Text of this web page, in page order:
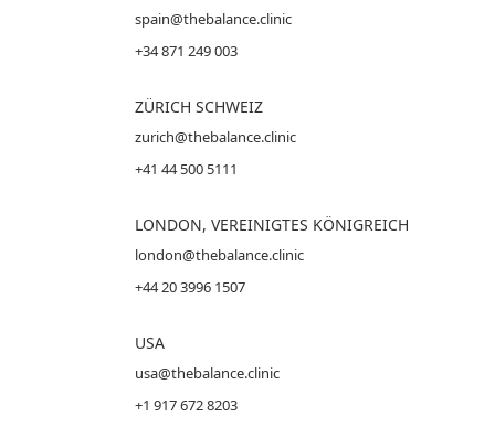
spain@thebalance.clinic
+34 871 249 003
ZÜRICH SCHWEIZ
zurich@thebalance.clinic
+41 44 500 5111
LONDON, VEREINIGTES KÖNIGREICH
london@thebalance.clinic
+44 20 3996 1507
USA
usa@thebalance.clinic
+1 917 672 8203